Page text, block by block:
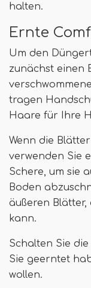
halten.
Ernte
Um den
zunächst einen
tragen
Haare für Ihre
Wenn die
verwenden Sie
Schere, um sie
Boden
äußeren
kann.
Schalten Sie
Sie geerntet
wollen.